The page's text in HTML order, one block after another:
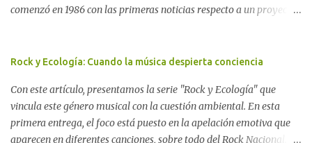
comenzó en 1986 con las primeras noticias respecto a un proyecto
proyecto legislativo nacional al respecto. En este artículo, la
Movimiento Antinuclear de Chubut (MACH) liderada por Javier
Rodríguez Pardo, como una lección de rebelión democrática
territorial frente a las imposiciones de la tecnocracia nuclear
Rock y Ecología: Cuando la música despierta conciencia
Con este artículo, presentamos la serie "Rock y Ecología" que
vincula este género musical con la cuestión ambiental. En esta
primera entrega, el foco está puesto en la apelación emotiva que
aparecen en diferentes canciones, sobre todo del Rock Nacional.